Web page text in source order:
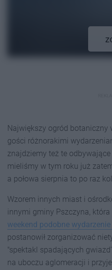
Największy ogród botaniczny
gości różnorakimi
znajdziemy też te
mieliśmy w tym roku już
a połowa sierpnia to po raz
Wzorem innych miast i
innymi gminy Pszczyna, która
weekend podobne
postanowił zorganizować
"spektakl spadających
na uboczu aglomeracji i